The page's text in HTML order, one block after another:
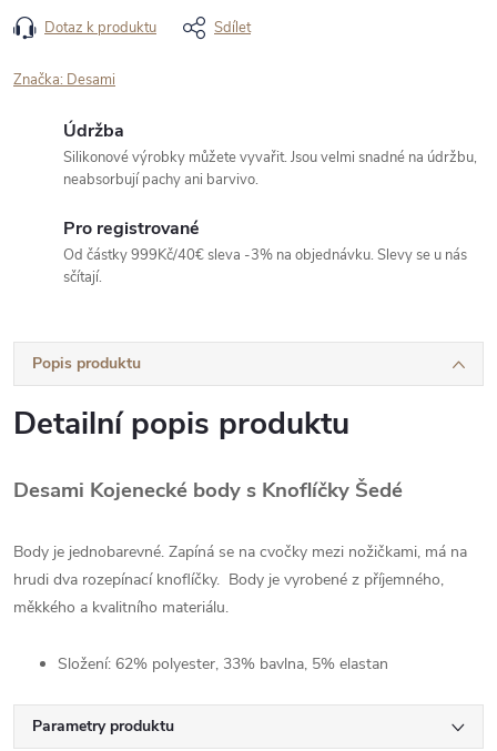
Dotaz k produktu Sdílet
Značka: Desami
Údržba
Silikonové výrobky můžete vyvařit. Jsou velmi snadné na údržbu,
neabsorbují pachy ani barvivo.
Pro registrované
Od částky 999Kč/40€ sleva -3% na objednávku. Slevy se u nás
sčítají.
Popis produktu
Detailní popis produktu
Desami Kojenecké body s Knoflíčky Šedé
Body je jednobarevné. Zapíná se na cvočky mezi nožičkami, má na
hrudi dva rozepínací knoflíčky. Body je vyrobené z příjemného,
měkkého a kvalitního materiálu.
Složení: 62% polyester, 33% bavlna, 5% elastan
Parametry produktu